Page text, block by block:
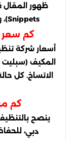
Snippets)، وبيخلي المحتوى أكثر ثقة ووضوحًا.
كم سعر
أسعار شركة
المكيف
الاتساخ. كل
كم
ينصح بالتنظيف كل 3 إلى 6 أشهر،
دبي،